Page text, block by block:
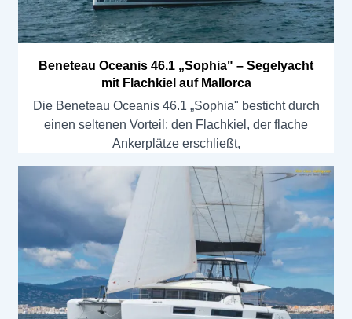
Beneteau Oceanis 46.1 „Sophia" – Segelyacht
mit Flachkiel auf Mallorca
Die Beneteau Oceanis 46.1 „Sophia" besticht durch
einen seltenen Vorteil: den Flachkiel, der flache
Ankerplätze erschließt,